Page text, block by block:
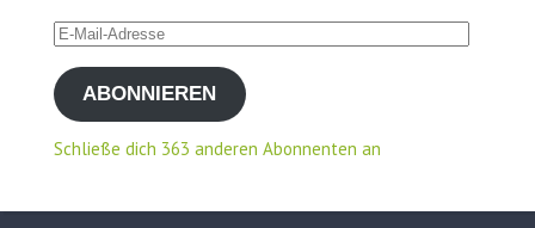
E-
Mail-
AdresseABONNIEREN
Schließe dich 363 anderen Abonnenten an